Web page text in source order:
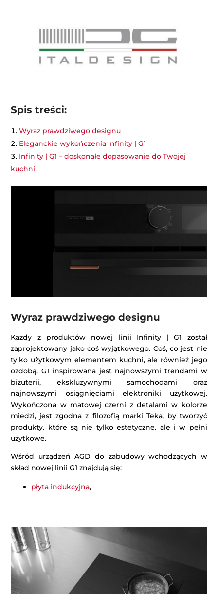
Spis treści:
Wyraz prawdziwego designu
Eleganckie wykończenia Infinity | G1
Infinity | G1 – doskonałe dopasowanie do Twojej
kuchni
Wyraz prawdziwego designu
Każdy z produktów nowej linii Infinity | G1 został
zaprojektowany jako coś wyjątkowego. Coś, co jest nie
tylko użytkowym elementem kuchni, ale również jego
ozdobą. G1 inspirowana jest najnowszymi trendami w
biżuterii, ekskluzywnymi samochodami oraz
najnowszymi osiągnięciami elektroniki użytkowej.
Wykończona w matowej czerni z detalami w kolorze
miedzi, jest zgodna z filozofią marki Teka, by tworzyć
produkty, które są nie tylko estetyczne, ale i w pełni
użytkowe.
Wśród urządzeń AGD do zabudowy wchodzących w
skład nowej linii G1 znajdują się:
płyta indukcyjna,